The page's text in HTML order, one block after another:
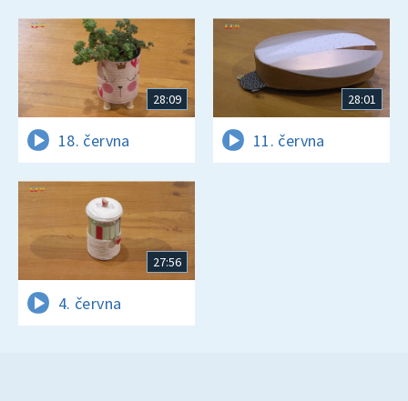
28:09
18. června
28:01
11. června
27:56
4. června